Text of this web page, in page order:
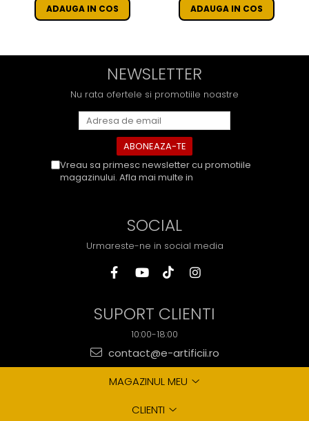
ADAUGA IN COS ADAUGA IN COS
NEWSLETTER
Nu rata ofertele si promotiile noastre
Vreau sa primesc newsletter cu promotiile
magazinului. Afla mai multe in
SOCIAL
Urmareste-ne in social media
SUPORT CLIENTI
10:00-18:00
contact@e-artificii.ro
MAGAZINUL MEU
CLIENTI